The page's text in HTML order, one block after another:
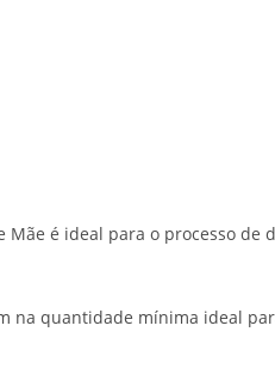
é ideal para o processo
na quantidade mínima ideal